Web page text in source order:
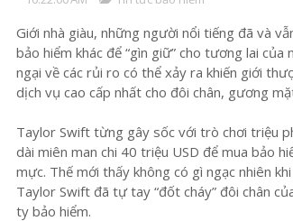
Giới nhà giàu, những người nổi tiếng đã và
bảo hiểm khác để “gìn giữ” cho tương lai
ngại về các rủi ro có thể xảy ra khiến giới
dịch vụ cao cấp nhất cho đôi chân, gương
Taylor Swift từng gây sốc với trò chơi triệu
dài miên man chi 40 triệu USD để mua bảo
mực. Thế mới thấy không có gì ngạc nhiên
Taylor Swift đã tự tay “đốt cháy” đôi chân
ty bảo hiểm.